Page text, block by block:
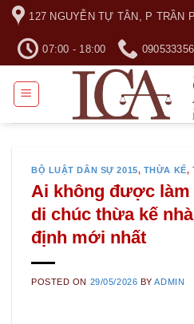
Skip
content
127 NGUYỄN TỰ TÂN, P TRẦN
07:00 - 18:00
BỘ LUẬT DÂN SỰ 2015, THỪA KẾ,
Ai không được
di chúc thừa kế
định mới nhất
POSTED ON 29/05/2026 BYADMIN